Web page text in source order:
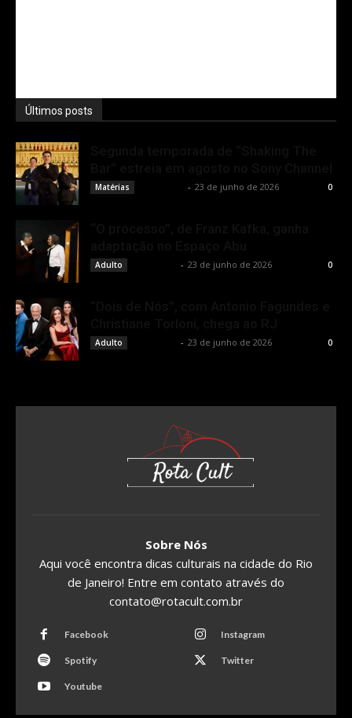
Últimos posts
Matérias - 23 de junho de 2026 0
Adulto - 23 de junho de 2026 0
Adulto - 23 de junho de 2026 0
Sobre Nós
Aqui você encontra dicas culturais na cidade do Rio
de Janeiro! Entre em contato através do
contato@rotacult.com.br
Facebook Instagram
Spotify Twitter
Youtube